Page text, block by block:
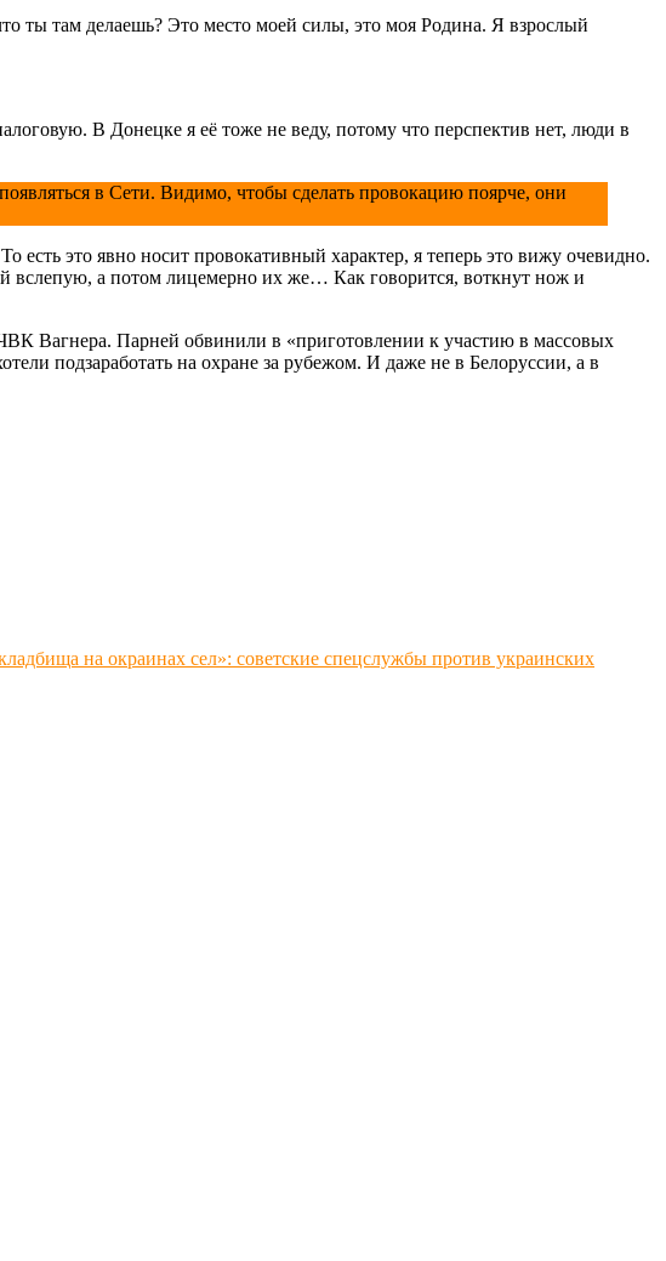
ты там делаешь? Это место моей силы, это моя Родина. Я взрослый
В Донецке я её тоже не веду, потому что перспектив нет, люди в
в Сети. Видимо, чтобы сделать провокацию поярче, они
это явно носит провокативный характер, я теперь это вижу очевидно.
вслепую, а потом лицемерно их же… Как говорится, воткнут нож и
Вагнера. Парней обвинили в «приготовлении к участию в массовых
подзаработать на охране за рубежом. И даже не в Белоруссии, а в
на окраинах сел»: советские спецслужбы против украинских